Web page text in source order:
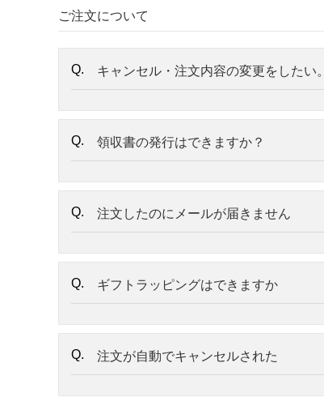
ご注文について
キャンセル・注文内容の変更をしたい。
領収書の発行はできますか？
注文したのにメールが届きません
ギフトラッピングはできますか
注文が自動でキャンセルされた